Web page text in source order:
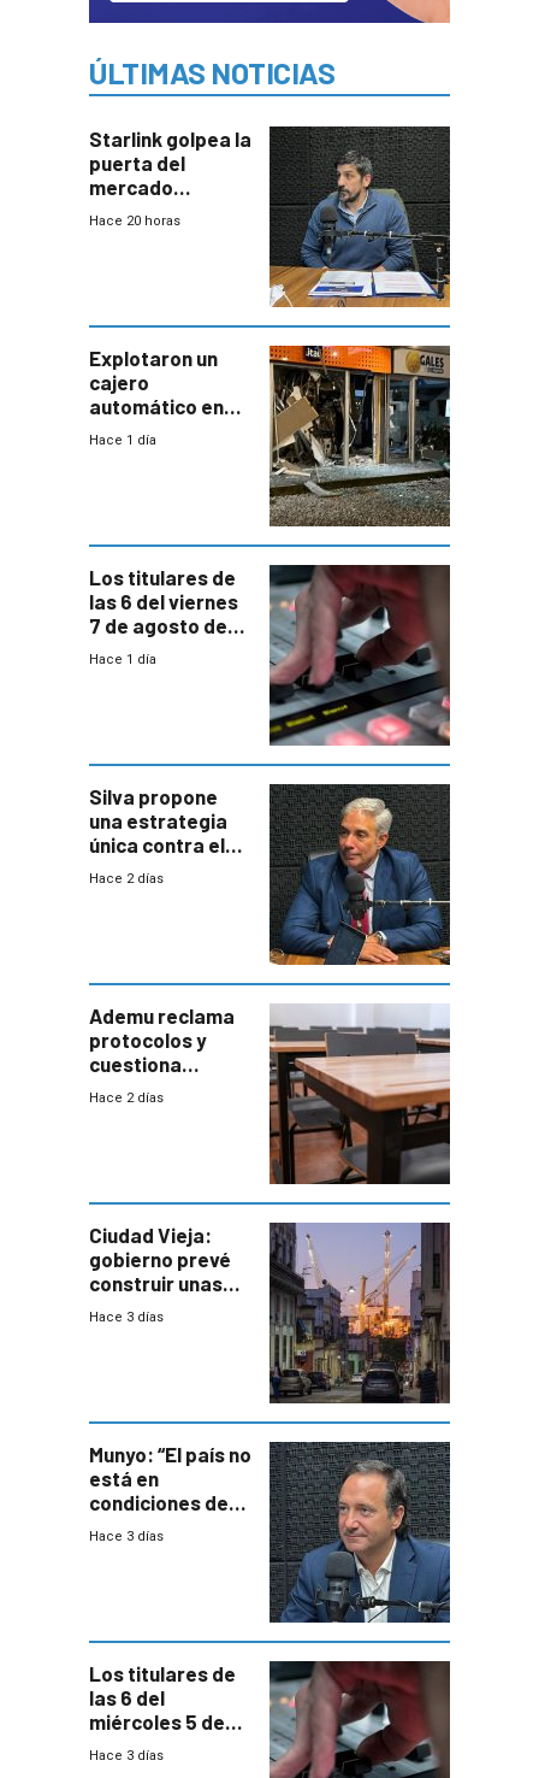
ÚLTIMAS NOTICIAS
Starlink golpea la
puerta del
mercado
uruguayo y Antel
con mayor
miedo”
Hace 20 horas
Explotaron un
cajero
automático en
Parque Miramar;
Hace 1 día
Los titulares de
las 6 del viernes
7 de agosto de
2026
Hace 1 día
Silva propone
una estrategia
única contra el
narcotráfico y
Hace 2 días
Ademu reclama
protocolos y
cuestiona
demora de
Hace 2 días
Ciudad Vieja:
gobierno prevé
construir unas
mil viviendas en
Hace 3 días
Munyo: “El país no
está en
condiciones de
enfrentar una
Hace 3 días
Los titulares de
las 6 del
miércoles 5 de
agosto de 2026
Hace 3 días